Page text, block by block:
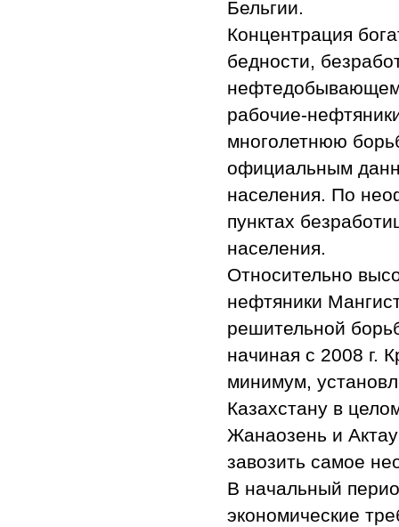
Бельгии.
Концентрация
бедности,
нефтедобывающем
рабочие-
многолетнюю
официальным
населения. По
пунктах
населения.
Относительно
нефтяники
решительной
начиная с 2008 г.
минимум,
Казахстану в
Жанаозень и
завозить самое
В начальный
экономические